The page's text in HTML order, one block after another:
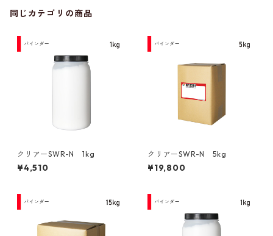
同じカテゴリの商品
クリアーSWR-N 1kg
¥4,510
クリアーSWR-N 5kg
¥19,800